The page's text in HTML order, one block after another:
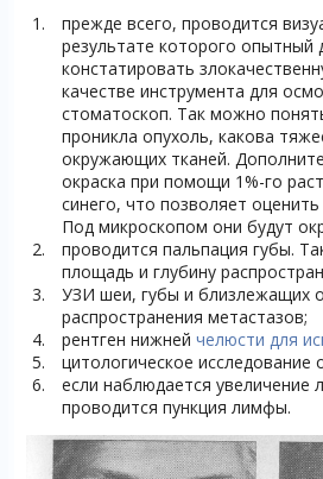
прежде всего, проводится
результате которого
констатировать
качестве инструмента для
стоматоскоп. Так можно
проникла опухоль, какова
окружающих тканей.
окраска при помощи 1%-го
синего, что позволяет
Под микроскопом они будут
проводится пальпация губы.
площадь и глубину
УЗИ шеи, губы и близлежащих
распространения метастазов;
рентген нижней челюсти для
цитологическое исследование
если наблюдается увеличение
проводится пункция лимфы.